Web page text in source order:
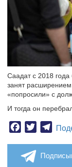
Саадат с 2018
занят
«попросили» с
И тогда он
Facebook
Twitter